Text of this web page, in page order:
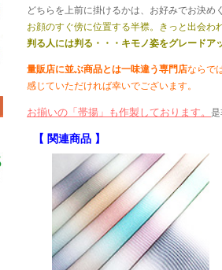
どちらを上前に掛けるかは、お好みでお決め
お顔のすぐ傍に位置する半襟。きっと出会わ
判る人には判る・・・キモノ姿をグレードア
量販店に並ぶ商品とは一味違う専門店ならで
感じていただければ幸いでございます。
お揃いの「帯揚」も作製しております。
【 関連商品 】